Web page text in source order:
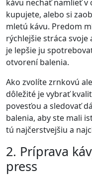
kávu nechať namlieť v
kupujete, alebo si
mletú kávu. Predom
rýchlejšie stráca
je lepšie ju
otvorení balenia.
Ako zvolíte zrnkovú
dôležité je vybrať
povesťou a sledovať
balenia, aby ste mali
tú najčerstvejšiu a
2. Príprava
press